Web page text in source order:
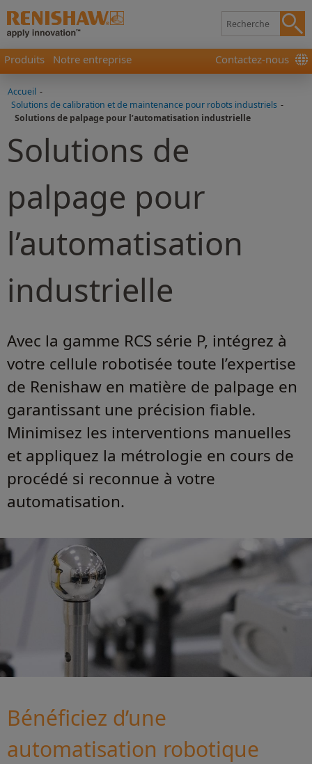
Produits Notre entreprise Contactez-nous
Accueil -
Solutions de calibration et de maintenance pour robots industriels -
Solutions de palpage pour l’automatisation industrielle
Solutions de
palpage pour
l’automatisation
industrielle
Avec la gamme RCS série P, intégrez à
votre cellule robotisée toute l’expertise
de Renishaw en matière de palpage en
garantissant une précision fiable.
Minimisez les interventions manuelles
et appliquez la métrologie en cours de
procédé si reconnue à votre
automatisation.
Bénéficiez d’une
automatisation robotique